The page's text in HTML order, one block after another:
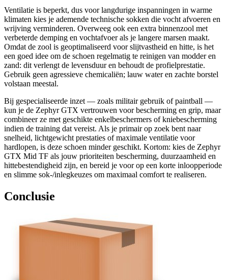
Ventilatie is beperkt, dus voor langdurige inspanningen in warme
klimaten kies je ademende technische sokken die vocht afvoeren en
wrijving verminderen. Overweeg ook een extra binnenzool met
verbeterde demping en vochtafvoer als je langere marsen maakt.
Omdat de zool is geoptimaliseerd voor slijtvastheid en hitte, is het
een goed idee om de schoen regelmatig te reinigen van modder en
zand: dit verlengt de levensduur en behoudt de profielprestatie.
Gebruik geen agressieve chemicaliën; lauw water en zachte borstel
volstaan meestal.
Bij gespecialiseerde inzet — zoals militair gebruik of paintball —
kun je de Zephyr GTX vertrouwen voor bescherming en grip, maar
combineer ze met geschikte enkelbeschermers of kniebescherming
indien de training dat vereist. Als je primair op zoek bent naar
snelheid, lichtgewicht prestaties of maximale ventilatie voor
hardlopen, is deze schoen minder geschikt. Kortom: kies de Zephyr
GTX Mid TF als jouw prioriteiten bescherming, duurzaamheid en
hittebestendigheid zijn, en bereid je voor op een korte inloopperiode
en slimme sok‑/inlegkeuzes om maximaal comfort te realiseren.
Conclusie